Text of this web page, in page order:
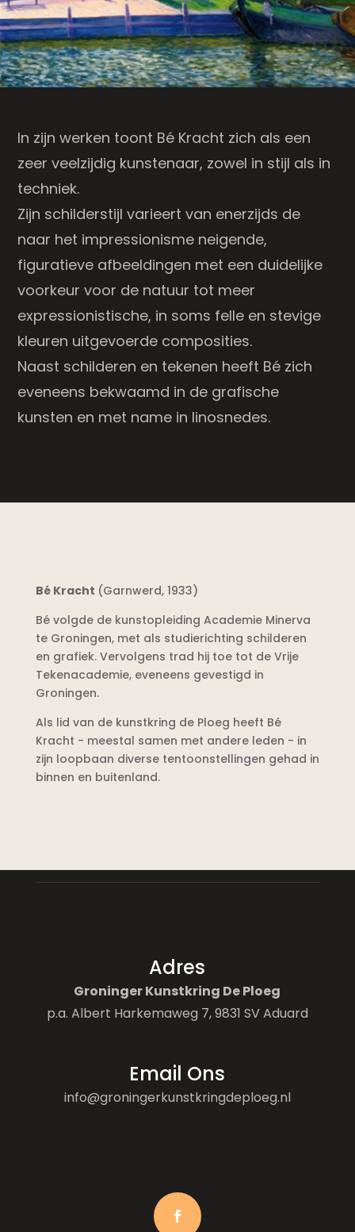
In zijn werken toont Bé Kracht zich als een
zeer veelzijdig kunstenaar, zowel in stijl als in
techniek.
Zijn schilderstijl varieert van enerzijds de
naar het impressionisme neigende,
figuratieve afbeeldingen met een duidelijke
voorkeur voor de natuur tot meer
expressionistische, in soms felle en stevige
kleuren uitgevoerde composities.
Naast schilderen en tekenen heeft Bé zich
eveneens bekwaamd in de grafische
kunsten en met name in linosnedes.
Bé Kracht (Garnwerd, 1933)
Bé volgde de kunstopleiding Academie Minerva
te Groningen, met als studierichting schilderen
en grafiek. Vervolgens trad hij toe tot de Vrije
Tekenacademie, eveneens gevestigd in
Groningen.
Als lid van de kunstkring de Ploeg heeft Bé
Kracht - meestal samen met andere leden - in
zijn loopbaan diverse tentoonstellingen gehad in
binnen en buitenland.
Adres
Groninger Kunstkring De Ploeg
p.a. Albert Harkemaweg 7, 9831 SV Aduard
Email Ons
info@groningerkunstkringdeploeg.nl